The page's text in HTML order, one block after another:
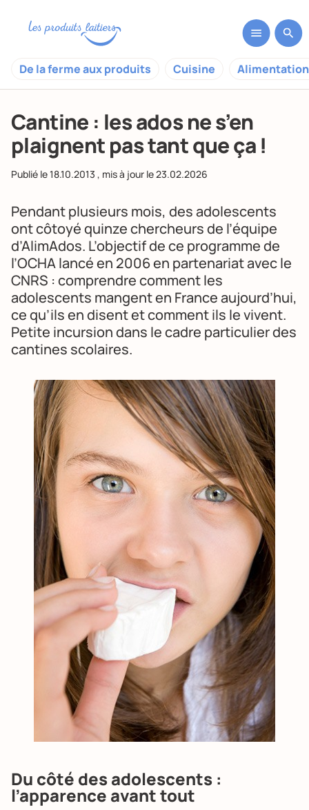
De la ferme aux produits Cuisine
Cantine : les ados ne s’en
plaignent pas tant que ça !
Publié le18.10.2013 , mis à jour le23.02.2026
Pendant plusieurs mois, desadolescents
ont côtoyé quinze chercheurs de l’équipe
d’AlimAdos. L’objectif de ce programme de
l’OCHA lancé en 2006 en partenariat avec le
CNRS : comprendre comment les
adolescents mangent en France aujourd’hui,
ce qu’ils en disent et comment ils le vivent.
Petite incursion dans le cadre particulier des
cantines scolaires.
Du côté des adolescents :
l’apparence avant tout